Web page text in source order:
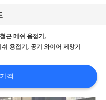
근 메쉬 용접기 ,
용접기 , 공기 와이어 제망기
격